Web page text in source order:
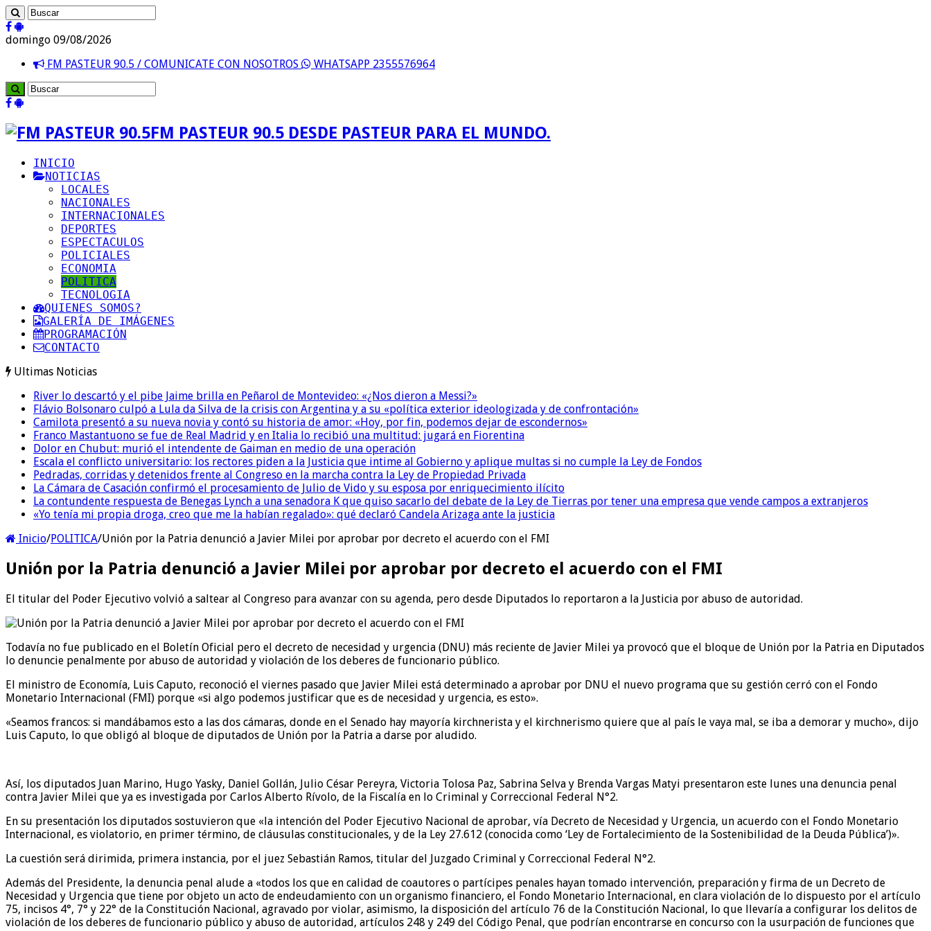
domingo 09/08/2026
FM PASTEUR 90.5 / COMUNICATE CON NOSOTROS
WHATSAPP 2355576964
FM PASTEUR 90.5 DESDE PASTEUR PARA EL MUNDO.
INICIO
NOTICIAS
LOCALES
NACIONALES
INTERNACIONALES
DEPORTES
ESPECTACULOS
POLICIALES
ECONOMIA
POLITICA
TECNOLOGIA
QUIENES SOMOS?
GALERÍA DE IMÁGENES
PROGRAMACIÓN
CONTACTO
Ultimas Noticias
River lo descartó y el pibe Jaime brilla en Peñarol de Montevideo: «¿Nos dieron a Messi?»
Flávio Bolsonaro culpó a Lula da Silva de la crisis con Argentina y a su «política exterior ideologizada y de confrontación»
Camilota presentó a su nueva novia y contó su historia de amor: «Hoy, por fin, podemos dejar de escondernos»
Franco Mastantuono se fue de Real Madrid y en Italia lo recibió una multitud: jugará en Fiorentina
Dolor en Chubut: murió el intendente de Gaiman en medio de una operación
Escala el conflicto universitario: los rectores piden a la Justicia que intime al Gobierno y aplique multas si no cumple la Ley de Fondos
Pedradas, corridas y detenidos frente al Congreso en la marcha contra la Ley de Propiedad Privada
La Cámara de Casación confirmó el procesamiento de Julio de Vido y su esposa por enriquecimiento ilícito
La contundente respuesta de Benegas Lynch a una senadora K que quiso sacarlo del debate de la Ley de Tierras por tener una empresa que vende campos a extranjeros
«Yo tenía mi propia droga, creo que me la habían regalado»: qué declaró Candela Arizaga ante la justicia
Inicio/POLITICA/Unión por la Patria denunció a Javier Milei por aprobar por decreto el acuerdo con el FMI
Unión por la Patria denunció a Javier Milei por aprobar por decreto el acuerdo con el FMI
El titular del Poder Ejecutivo volvió a saltear al Congreso para avanzar con su agenda, pero desde Diputados lo reportaron a la Justicia por abuso de autoridad.
Todavía no fue publicado en el Boletín Oficial pero el decreto de necesidad y urgencia (DNU) más reciente de Javier Milei ya provocó que el bloque de Unión por la Patria en Diputados
lo denuncie penalmente por abuso de autoridad y violación de los deberes de funcionario público.
El ministro de Economía, Luis Caputo, reconoció el viernes pasado que Javier Milei está determinado a aprobar por DNU el nuevo programa que su gestión cerró con el Fondo
Monetario Internacional (FMI) porque «si algo podemos justificar que es de necesidad y urgencia, es esto».
«Seamos francos: si mandábamos esto a las dos cámaras, donde en el Senado hay mayoría kirchnerista y el kirchnerismo quiere que al país le vaya mal, se iba a demorar y mucho», dijo
Luis Caputo, lo que obligó al bloque de diputados de Unión por la Patria a darse por aludido.
Así, los diputados Juan Marino, Hugo Yasky, Daniel Gollán, Julio César Pereyra, Victoria Tolosa Paz, Sabrina Selva y Brenda Vargas Matyi presentaron este lunes una denuncia penal
contra Javier Milei que ya es investigada por Carlos Alberto Rívolo, de la Fiscalía en lo Criminal y Correccional Federal N°2.
En su presentación los diputados sostuvieron que «la intención del Poder Ejecutivo Nacional de aprobar, vía Decreto de Necesidad y Urgencia, un acuerdo con el Fondo Monetario
Internacional, es violatorio, en primer término, de cláusulas constitucionales, y de la Ley 27.612 (conocida como ‘Ley de Fortalecimiento de la Sostenibilidad de la Deuda Pública’)».
La cuestión será dirimida, primera instancia, por el juez Sebastián Ramos, titular del Juzgado Criminal y Correccional Federal N°2.
Además del Presidente, la denuncia penal alude a «todos los que en calidad de coautores o partícipes penales hayan tomado intervención, preparación y firma de un Decreto de
Necesidad y Urgencia que tiene por objeto un acto de endeudamiento con un organismo financiero, el Fondo Monetario Internacional, en clara violación de lo dispuesto por el artículo
75, incisos 4°, 7° y 22° de la Constitución Nacional, agravado por violar, asimismo, la disposición del artículo 76 de la Constitución Nacional, lo que llevaría a configurar los delitos de
violación de los deberes de funcionario público y abuso de autoridad, artículos 248 y 249 del Código Penal, que podrían encontrarse en concurso con la usurpación de funciones que